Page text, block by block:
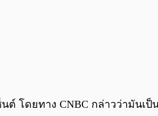
นต์ โดยทาง CNBC กล่าวว่ามันเ